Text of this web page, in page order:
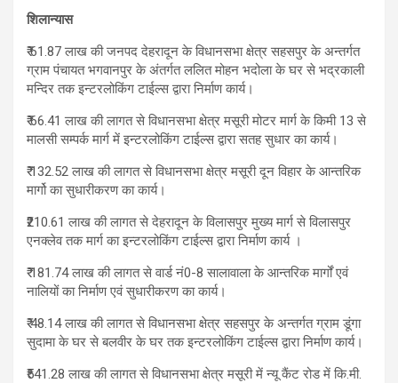
शिलान्यास
₹ 61.87 लाख की जनपद देहरादून के विधानसभा क्षेत्र सहसपुर के अन्तर्गत
ग्राम पंचायत भगवानपुर के अंतर्गत ललित मोहन भदोला के घर से भद्रकाली
मन्दिर तक इन्टरलोकिंग टाईल्स द्वारा निर्माण कार्य।
₹ 66.41 लाख की लागत से विधानसभा क्षेत्र मसूरी मोटर मार्ग के किमी 13 से
मालसी सम्पर्क मार्ग में इन्टरलोकिंग टाईल्स द्वारा सतह सुधार का कार्य।
₹ 132.52 लाख की लागत से विधानसभा क्षेत्र मसूरी दून विहार के आन्तरिक
मार्गो का सुधारीकरण का कार्य।
₹210.61 लाख की लागत से देहरादून के विलासपुर मुख्य मार्ग से विलासपुर
एनक्लेव तक मार्ग का इन्टरलोकिंग टाईल्स द्वारा निर्माण कार्य ।
₹ 181.74 लाख की लागत से वार्ड नं0-8 सालावाला के आन्तरिक मार्गों एवं
नालियों का निर्माण एवं सुधारीकरण का कार्य।
₹ 48.14 लाख की लागत से विधानसभा क्षेत्र सहसपुर के अन्तर्गत ग्राम डूंगा
सुदामा के घर से बलवीर के घर तक इन्टरलोकिंग टाईल्स द्वारा निर्माण कार्य।
₹541.28 लाख की लागत से विधानसभा क्षेत्र मसूरी में न्यू कैंट रोड में कि.मी.